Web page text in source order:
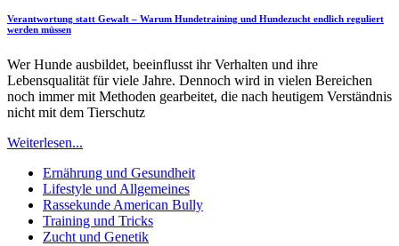
Verantwortung statt Gewalt – Warum Hundetraining und Hundezucht endlich reguliert
werden müssen
Wer Hunde ausbildet, beeinflusst ihr Verhalten und ihre
Lebensqualität für viele Jahre. Dennoch wird in vielen Bereichen
noch immer mit Methoden gearbeitet, die nach heutigem Verständnis
nicht mit dem Tierschutz
Weiterlesen...
Ernährung und Gesundheit
Lifestyle und Allgemeines
Rassekunde American Bully
Training und Tricks
Zucht und Genetik